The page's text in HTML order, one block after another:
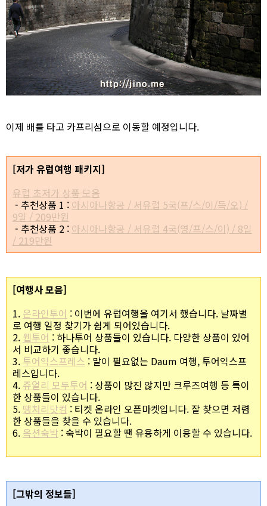
이제 배를 타고 카프리섬으로 이동할 예정입니다.
[저가 유럽여행 패키지]
유럽 초저가 상품 모음
- 추천상품 1 : 아시아나항공 / 서유럽 5국(프/스/이/독/오) /
9일 / 209만원
- 추천상품 2 : 아시아나항공 / 서유럽 4국(영/프/스/이) / 8일
/ 219만원
[여행사 모음]
1. 온라인투어 : 이번에 유럽여행을 여기서 했습니다. 날짜별
로 여행 일정 찾기가 쉽게 되어있습니다.
2. 웹투어 : 하나투어 상품들이 있습니다. 다양한 상품이 있어
서 비교하기 좋습니다.
3. 투어익스프레스 : 말이 필요없는 Daum 여행, 투어익스프
레스입니다.
4.쥬얼리 모두투어 : 상품이 많진 않지만 크루즈여행 등 특이
한 상품들이 있습니다.
5. 땡처리닷컴 : 티켓 온라인 오픈마켓입니다. 잘 찾으면 저렴
한 상품들을 찾을 수 있습니다.
6. 옥션숙박 : 숙박이 필요할 땐 유용하게 이용할 수 있습니다.
[그밖의 정보들]